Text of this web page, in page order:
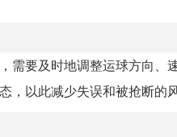
需要及时地调整运球方向、
，以此减少失误和被抢断的